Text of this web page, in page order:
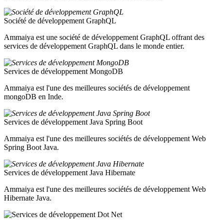
Société de développement GraphQL
Ammaiya est une société de développement GraphQL offrant des
services de développement GraphQL dans le monde entier.
Services de développement MongoDB
Ammaiya est l'une des meilleures sociétés de développement
mongoDB en Inde.
Services de développement Java Spring Boot
Ammaiya est l'une des meilleures sociétés de développement Web
Spring Boot Java.
Services de développement Java Hibernate
Ammaiya est l'une des meilleures sociétés de développement Web
Hibernate Java.